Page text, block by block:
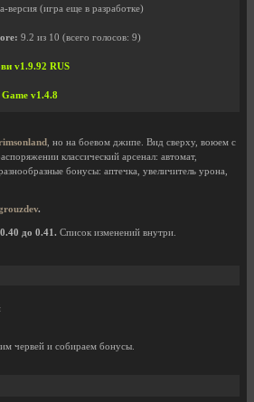
версия (игра еще в разработке)
9.2 из 10 (всего голосов: 9)
v1.9.92 RUS
v1.4.8
, но на боевом джипе. Вид сверху, воюем с
классический арсенал: автомат,
бонусы: аптечка, увеличитель урона,
.
до 0.41. Список изменений внутри.
червей и собираем бонусы.